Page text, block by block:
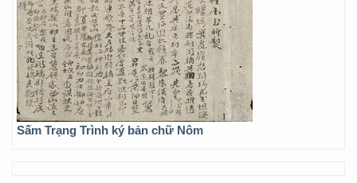
Sấm Trạng Trình ký bản chữ Nôm